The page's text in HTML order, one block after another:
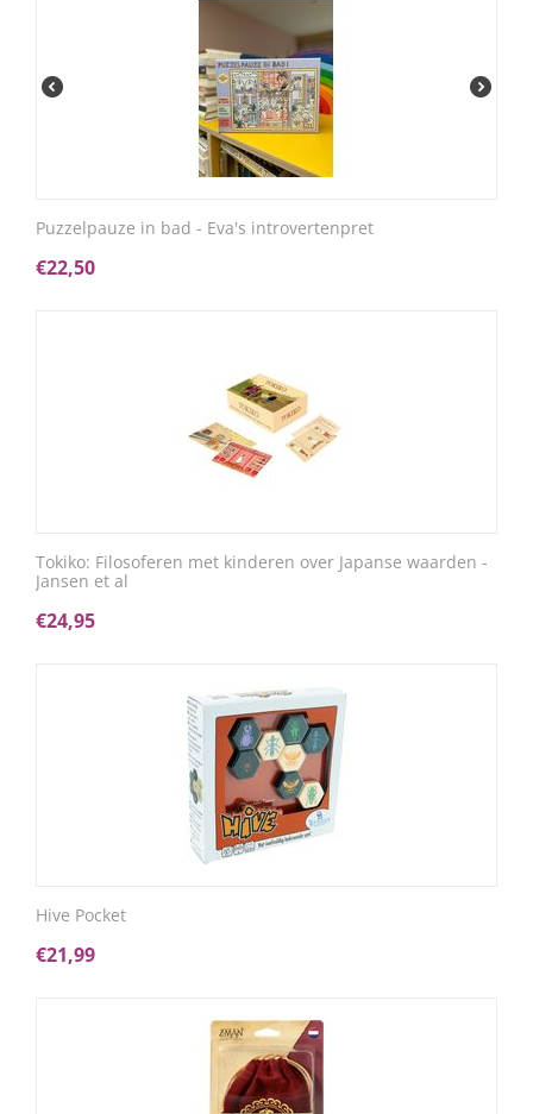
Puzzelpauze in bad - Eva's introvertenpret
€22,50
Tokiko: Filosoferen met kinderen over Japanse waarden -
Jansen et al
€24,95
Hive Pocket
€21,99